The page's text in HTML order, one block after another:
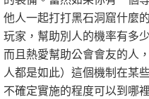
他人一起打打黑石洞窟什麼
玩家，幫助別人的機率有多
而且熱愛幫助公會會友的人
人都是如此）這個機制在某
不確定實施的程度可以到哪